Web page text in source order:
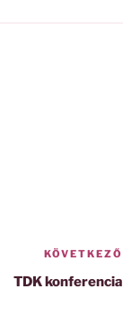
KÖVETKEZŐ
TDK konferencia